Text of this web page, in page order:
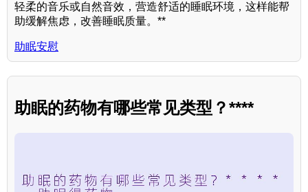
轻柔的音乐或自然音效，营造舒适的睡眠环境，这样能帮
助缓解焦虑，改善睡眠质量。**
助眠安慰
助眠的药物有哪些常见类型？****